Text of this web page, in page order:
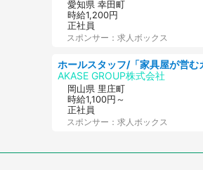
愛知県 幸田町
時給1,200円
正社員
スポンサー：求人ボックス
AKASE GROUP株式会社
岡山県 里庄町
時給1,100円～
正社員
スポンサー：求人ボックス